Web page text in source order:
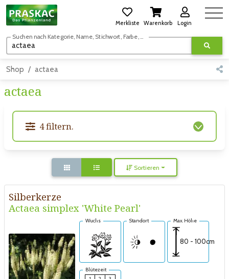
Merkliste Warenkorb Login
Suchen nach Kategorie, Name, Stichwort, Farbe, usw.
Shop actaea
actaea
4 filtern.
Sortieren
Silberkerze
Actaea simplex 'White Pearl'
Wuchs Standort Max. Höhe
80 - 100cm
Blütezeit